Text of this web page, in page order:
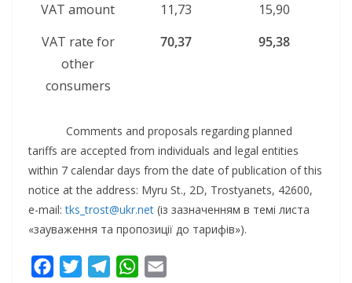
VAT amount 11,73
15,90
VAT rate for
other
consumers
70,37 95,38
Comments and proposals regarding planned
tariffs are accepted from individuals and legal entities
within 7 calendar days from the date of publication of this
notice at the address: Myru St., 2D, Trostyanets, 42600,
e-mail:tks_trost@ukr.net (із зазначенням в темі листа
«зауваження та пропозиції до тарифів»).
W